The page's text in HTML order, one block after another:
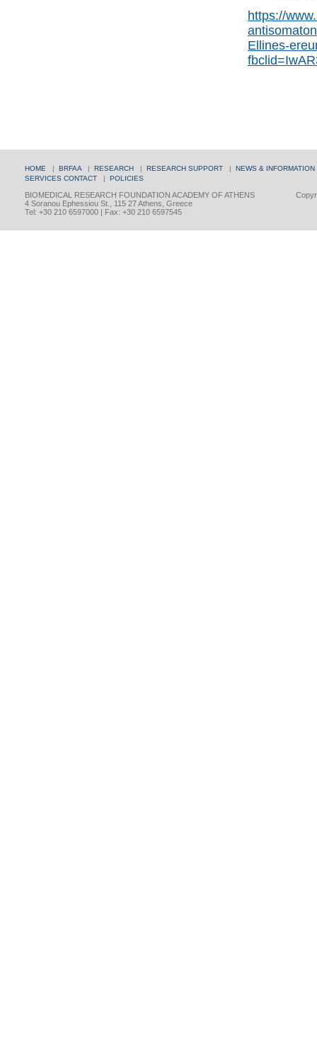
https://
Ellines-
HOME | BRFAA | RESEARCH | RESEARCH SUPPORT | NEWS & INFORMATION
SERVICES CONTACT | POLICIES
BIOMEDICAL RESEARCH FOUNDATION ACADEMY OF ATHENS
4 Soranou Ephessiou St., 115 27 Athens, Greece
Tel: +30 210 6597000 | Fax: +30 210 6597545